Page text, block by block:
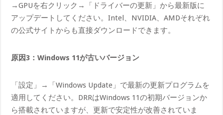
→GPUを右クリック→「ドライバーの更新」から最新版に
アップデートしてください。Intel、NVIDIA、AMDそれぞれ
の公式サイトからも直接ダウンロードできます。
原因3：Windows 11が古いバージョン
「設定」→「Windows Update」で最新の更新プログラムを
適用してください。DRRはWindows 11の初期バージョンか
ら搭載されていますが、更新で安定性が改善されていま